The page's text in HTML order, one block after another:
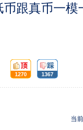
跟真币一模
顶:
1270
踩:
1367
当